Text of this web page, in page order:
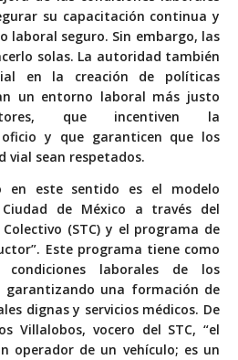
su capacitación continua y
laboral seguro. Sin embargo, las
solas. La autoridad también
en la creación de políticas
un entorno laboral más justo
que incentiven la
y que garanticen que los
vial sean respetados.
en este sentido es el modelo
de México a través del
(STC) y el programa de
Este programa tiene como
laborales de los
garantizando una formación de
dignas y servicios médicos. De
Villalobos, vocero del STC, “el
operador de un vehículo; es un